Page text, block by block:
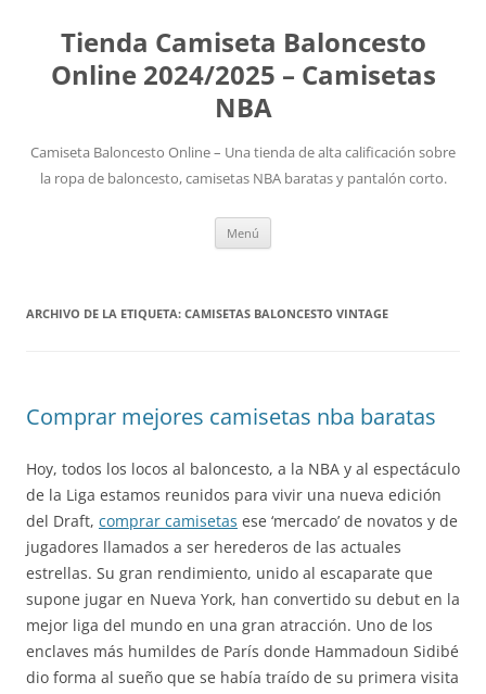
Tienda Camiseta Baloncesto
Online 2024/2025 – Camisetas
NBA
Camiseta Baloncesto Online – Una tienda de alta calificación sobre
la ropa de baloncesto, camisetas NBA baratas y pantalón corto.
Menú
ARCHIVO DE LA ETIQUETA: CAMISETAS BALONCESTO VINTAGE
Comprar mejores camisetas nba baratas
Hoy, todos los locos al baloncesto, a la NBA y al espectáculo
de la Liga estamos reunidos para vivir una nueva edición
del Draft, comprar camisetas ese ‘mercado’ de novatos y de
jugadores llamados a ser herederos de las actuales
estrellas. Su gran rendimiento, unido al escaparate que
supone jugar en Nueva York, han convertido su debut en la
mejor liga del mundo en una gran atracción. Uno de los
enclaves más humildes de París donde Hammadoun Sidibé
dio forma al sueño que se había traído de su primera visita